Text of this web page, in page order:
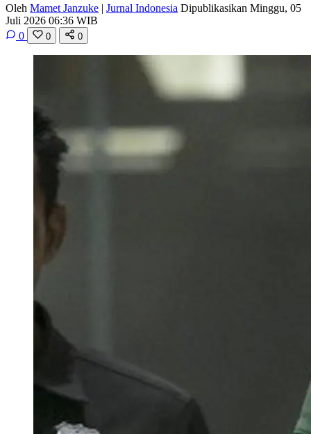
Oleh Mamet Janzuke | Jurnal Indonesia Dipublikasikan Minggu, 05
Juli 2026 06:36 WIB
0
0 0